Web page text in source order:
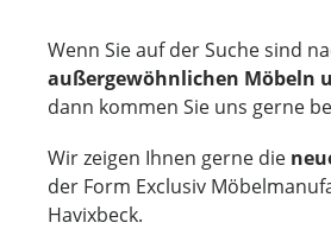
Wenn Sie auf der Suche sind
außergewöhnlichen Möbeln
dann kommen Sie uns gerne
Wir zeigen Ihnen gerne die
der Form Exclusiv
Havixbeck.